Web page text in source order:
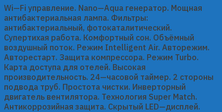
Wi—Fi управление. Nano—Aqua генератор. Мощная
антибактериальная лампа. Фильтры:
антибактериальный, фотокаталитический.
Супертихая работа. Комфортный сон. Объёмный
воздушный поток. Режим Intelligent Air. Авторежим.
Авторестарт. Защита компрессора. Режим Turbo.
Карта доступа для отелей. Высокая
производительность. 24—часовой таймер. 2 стороны
подвода труб. Простота чистки. Инверторный
двигатель вентилятора. Технология Super Match.
Антикоррозийная защита. Скрытый LED—дисплей.